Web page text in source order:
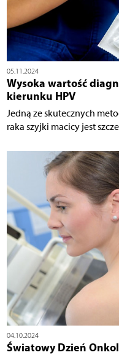
05.11.2024
Wysoka wartość
kierunku HPV
Jedną ze skutecznych
raka szyjki macicy jest
04.10.2024
Światowy Dzień